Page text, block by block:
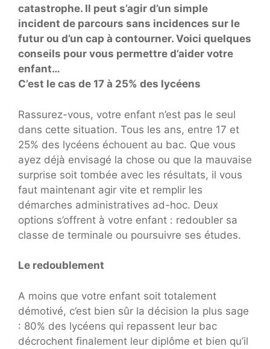
catastrophe. Il peut s’agir d’un simple
incident de parcours sans incidences sur le
futur ou d’un cap à contourner. Voici quelques
conseils pour vous permettre d’aider votre
enfant…
C’est le cas de 17 à 25% des lycéens
Rassurez-vous, votre enfant n’est pas le seul
dans cette situation. Tous les ans, entre 17 et
25% des lycéens échouent au bac. Que vous
ayez déjà envisagé la chose ou que la mauvaise
surprise soit tombée avec les résultats, il vous
faut maintenant agir vite et remplir les
démarches administratives ad-hoc. Deux
options s’offrent à votre enfant : redoubler sa
classe de terminale ou poursuivre ses études.
Le redoublement
A moins que votre enfant soit totalement
démotivé, c’est bien sûr la décision la plus sage
: 80% des lycéens qui repassent leur bac
décrochent finalement leur diplôme et bien qu’il